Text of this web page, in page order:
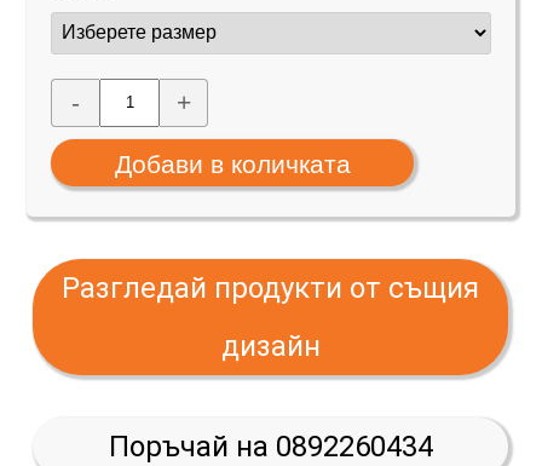
- +
Разгледай продукти от същия
дизайн
Поръчай на 0892260434